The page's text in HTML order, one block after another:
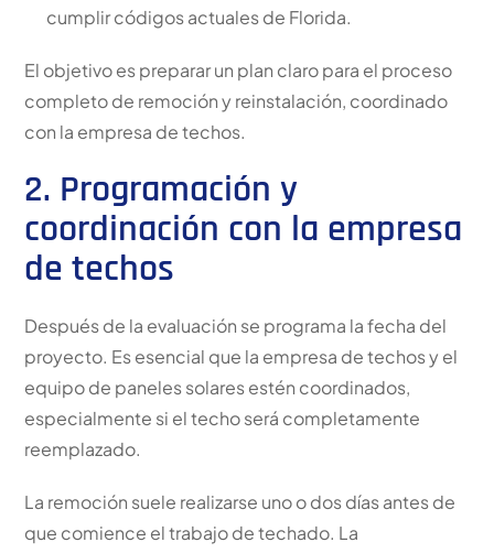
cumplir códigos actuales de Florida.
El objetivo es preparar un plan claro para el proceso
completo de remoción y reinstalación, coordinado
con la empresa de techos.
2. Programación y
coordinación con la empresa
de techos
Después de la evaluación se programa la fecha del
proyecto. Es esencial que la empresa de techos y el
equipo de paneles solares estén coordinados,
especialmente si el techo será completamente
reemplazado.
La remoción suele realizarse uno o dos días antes de
que comience el trabajo de techado. La